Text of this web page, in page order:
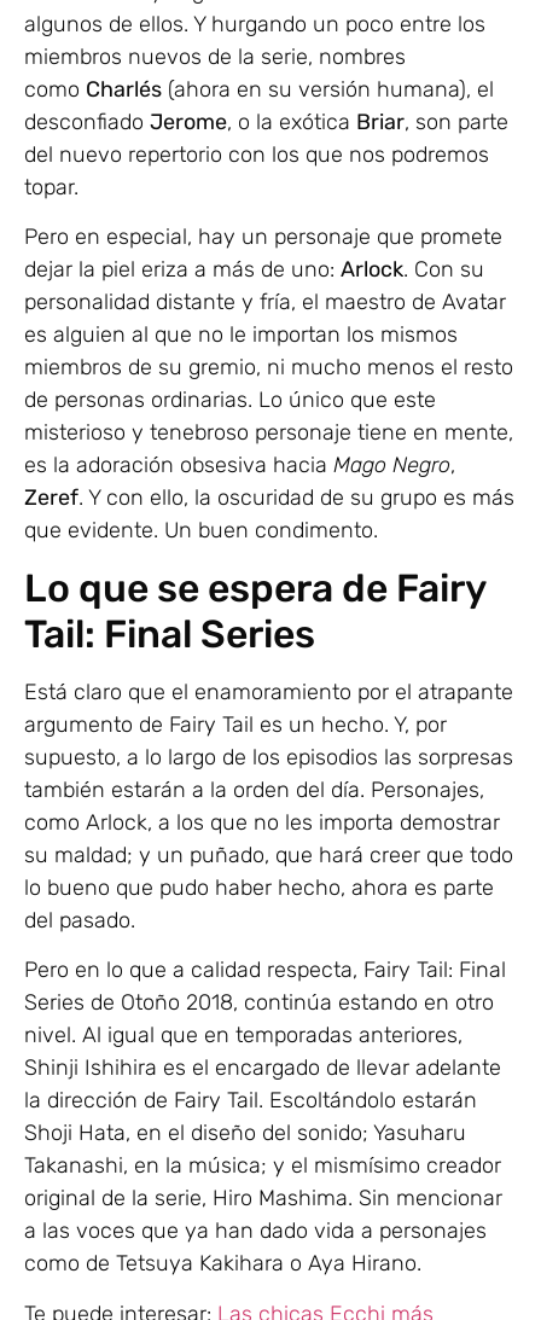
algunos de ellos. Y hurgando un poco entre los
miembros nuevos de la serie, nombres
como Charlés (ahora en su versión humana), el
desconfiado Jerome, o la exótica Briar, son parte
del nuevo repertorio con los que nos podremos
topar.
Pero en especial, hay un personaje que promete
dejar la piel eriza a más de uno: Arlock. Con su
personalidad distante y fría, el maestro de Avatar
es alguien al que no le importan los mismos
miembros de su gremio, ni mucho menos el resto
de personas ordinarias. Lo único que este
misterioso y tenebroso personaje tiene en mente,
es la adoración obsesiva hacia Mago Negro,
Zeref. Y con ello, la oscuridad de su grupo es más
que evidente. Un buen condimento.
Lo que se espera de Fairy
Tail: Final Series
Está claro que el enamoramiento por el atrapante
argumento de Fairy Tail es un hecho. Y, por
supuesto, a lo largo de los episodios las sorpresas
también estarán a la orden del día. Personajes,
como Arlock, a los que no les importa demostrar
su maldad; y un puñado, que hará creer que todo
lo bueno que pudo haber hecho, ahora es parte
del pasado.
Pero en lo que a calidad respecta, Fairy Tail: Final
Series de Otoño 2018, continúa estando en otro
nivel. Al igual que en temporadas anteriores,
Shinji Ishihira es el encargado de llevar adelante
la dirección de Fairy Tail. Escoltándolo estarán
Shoji Hata, en el diseño del sonido; Yasuharu
Takanashi, en la música; y el mismísimo creador
original de la serie, Hiro Mashima. Sin mencionar
a las voces que ya han dado vida a personajes
como de Tetsuya Kakihara o Aya Hirano.
Te puede interesar: Las chicas Ecchi más